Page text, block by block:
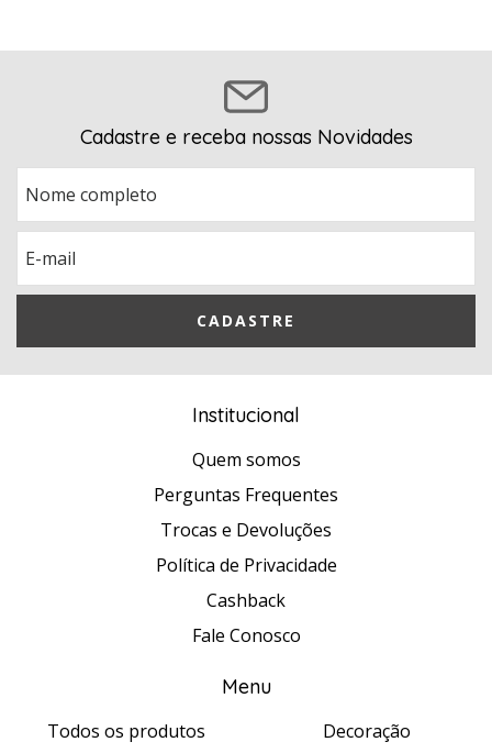
Cadastre e receba nossas Novidades
Institucional
Quem somos
Perguntas Frequentes
Trocas e Devoluções
Política de Privacidade
Cashback
Fale Conosco
Menu
Todos os produtos
Decoração